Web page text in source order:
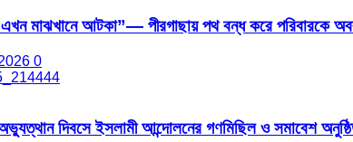
এখন মাঝখানে আটকা”— পীরগাছায় পথ বন্ধ করে পরিবারকে
0
দিবসে ইসলামী আন্দোলনের গণমিছিল ও সমাবেশ